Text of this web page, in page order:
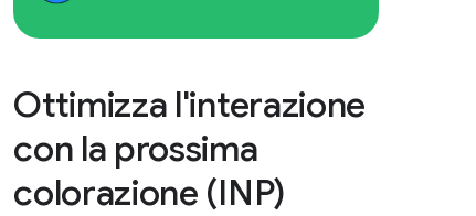
Ottimizza l'interazione
con la prossima
colorazione (INP)